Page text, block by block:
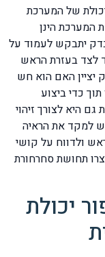
של המערכת
המערכת הינן
יתבקש לעמוד על
לצד בעזרת הראש
יציין האם הוא חש
כדי ביצוע
היא לצורך זיהוי
למקד את הראיה
ולדווח על קושי
תחושת סחרחורת
יכולת